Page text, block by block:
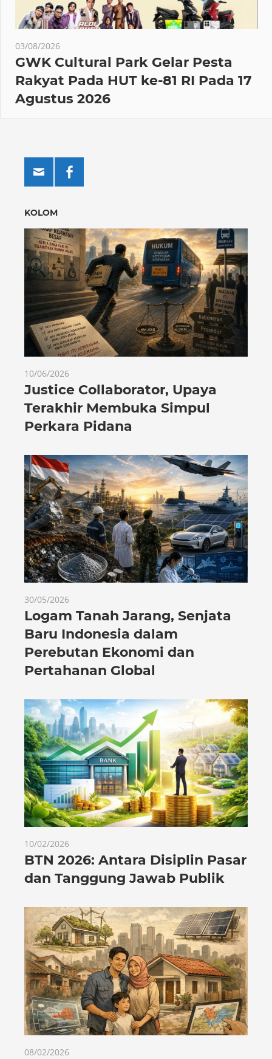
03/08/2026
GWK Cultural Park Gelar Pesta
Rakyat Pada HUT ke-81 RI Pada 17
Agustus 2026
KOLOM
10/06/2026
Justice Collaborator, Upaya
Terakhir Membuka Simpul
Perkara Pidana
30/05/2026
Logam Tanah Jarang, Senjata
Baru Indonesia dalam
Perebutan Ekonomi dan
Pertahanan Global
10/02/2026
BTN 2026: Antara Disiplin Pasar
dan Tanggung Jawab Publik
08/02/2026